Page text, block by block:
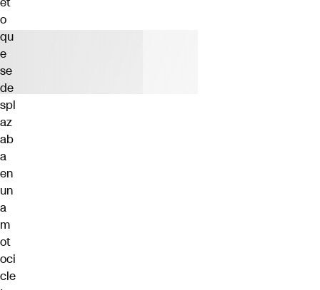
o
qu
e
se
de
spl
az
ab
a
en
un
a
m
ot
oci
cle